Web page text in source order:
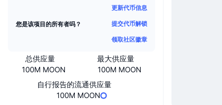
您是该项目的所有者吗？
更新代币信息
提交代币解锁
领取社区徽章
总供应量
100M MOON
最大供应量
100M MOON
自行报告的流通供应量
100M MOON